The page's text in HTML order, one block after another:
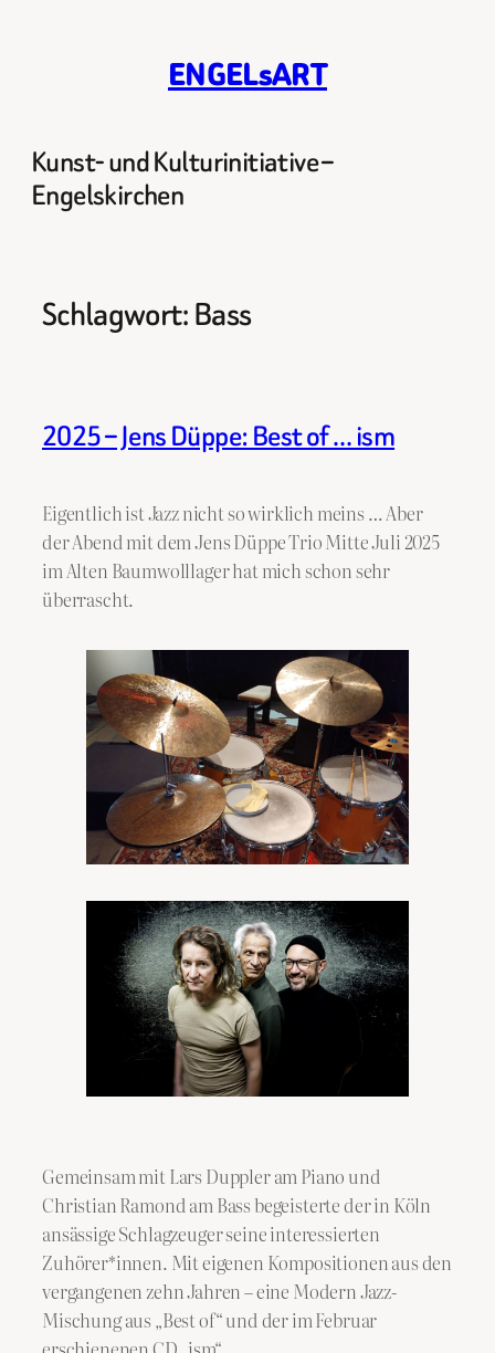
ENGELsART
Kunst- und Kulturinitiative –
Engelskirchen
Schlagwort:Bass
2025 – Jens Düppe: Best of … ism
Eigentlich ist Jazz nicht so wirklich meins … Aber
der Abend mit dem Jens Düppe Trio Mitte Juli 2025
im Alten Baumwolllager hat mich schon sehr
überrascht.
Gemeinsam mit Lars Duppler am Piano und
Christian Ramond am Bass begeisterte der in Köln
ansässige Schlagzeuger seine interessierten
Zuhörer*innen. Mit eigenen Kompositionen aus den
vergangenen zehn Jahren – eine Modern Jazz-
Mischung aus „Best of“ und der im Februar